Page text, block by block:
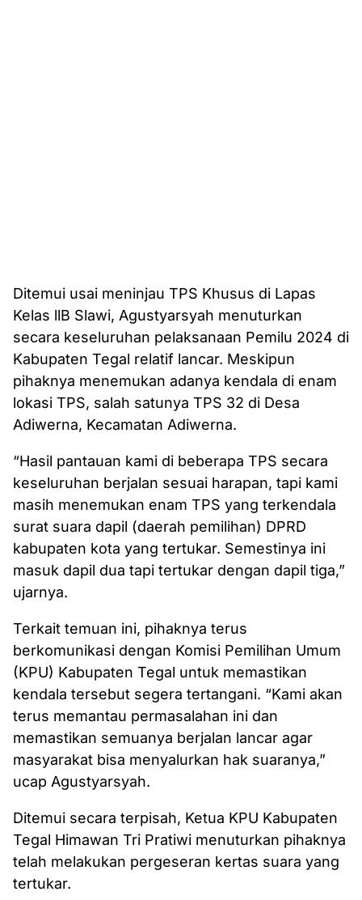
Ditemui usai meninjau TPS Khusus di Lapas
Kelas llB Slawi, Agustyarsyah menuturkan
secara keseluruhan pelaksanaan Pemilu 2024 di
Kabupaten Tegal relatif lancar. Meskipun
pihaknya menemukan adanya kendala di enam
lokasi TPS, salah satunya TPS 32 di Desa
Adiwerna, Kecamatan Adiwerna.
“Hasil pantauan kami di beberapa TPS secara
keseluruhan berjalan sesuai harapan, tapi kami
masih menemukan enam TPS yang terkendala
surat suara dapil (daerah pemilihan) DPRD
kabupaten kota yang tertukar. Semestinya ini
masuk dapil dua tapi tertukar dengan dapil tiga,”
ujarnya.
Terkait temuan ini, pihaknya terus
berkomunikasi dengan Komisi Pemilihan Umum
(KPU) Kabupaten Tegal untuk memastikan
kendala tersebut segera tertangani. “Kami akan
terus memantau permasalahan ini dan
memastikan semuanya berjalan lancar agar
masyarakat bisa menyalurkan hak suaranya,”
ucap Agustyarsyah.
Ditemui secara terpisah, Ketua KPU Kabupaten
Tegal Himawan Tri Pratiwi menuturkan pihaknya
telah melakukan pergeseran kertas suara yang
tertukar.